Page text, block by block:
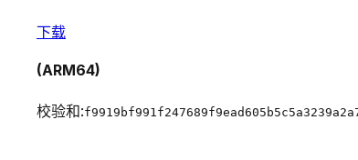
下载
(ARM64)
校验和: